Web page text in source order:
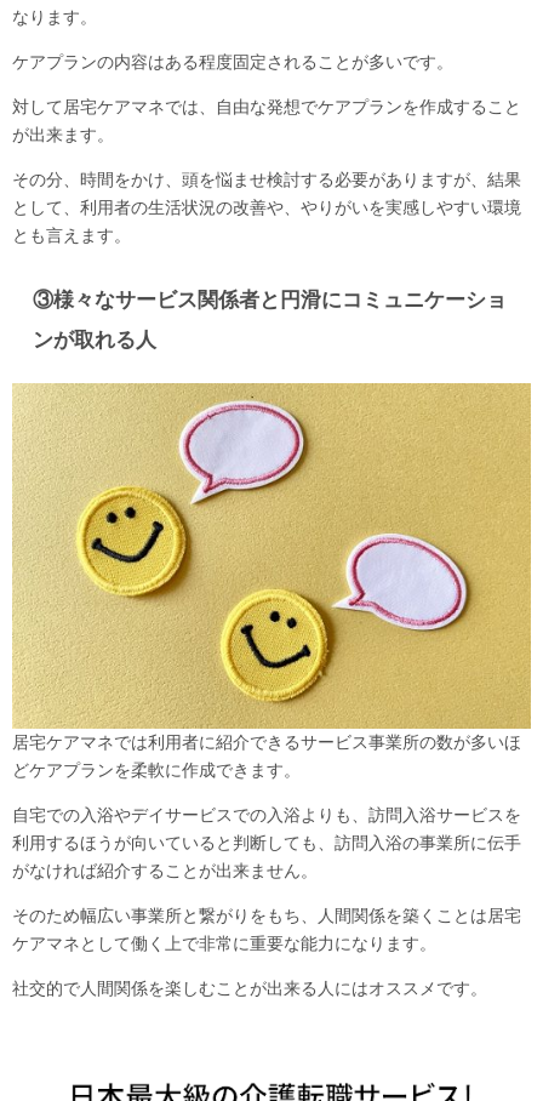
なります。
ケアプランの内容はある程度固定されることが多いです。
対して居宅ケアマネでは、自由な発想でケアプランを作成すること
が出来ます。
その分、時間をかけ、頭を悩ませ検討する必要がありますが、結果
として、利用者の生活状況の改善や、やりがいを実感しやすい環境
とも言えます。
③様々なサービス関係者と円滑にコミュニケーショ
ンが取れる人
居宅ケアマネでは利用者に紹介できるサービス事業所の数が多いほ
どケアプランを柔軟に作成できます。
自宅での入浴やデイサービスでの入浴よりも、訪問入浴サービスを
利用するほうが向いていると判断しても、訪問入浴の事業所に伝手
がなければ紹介することが出来ません。
そのため幅広い事業所と繋がりをもち、人間関係を築くことは居宅
ケアマネとして働く上で非常に重要な能力になります。
社交的で人間関係を楽しむことが出来る人にはオススメです。